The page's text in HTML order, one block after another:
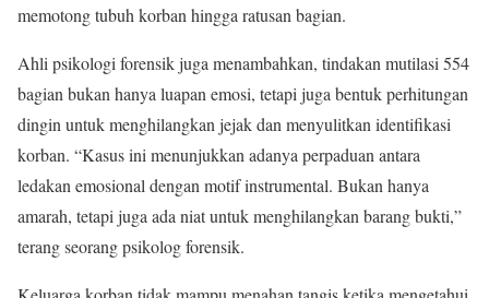
memotong tubuh korban hingga ratusan bagian.
Ahli psikologi forensik juga menambahkan, tindakan mutilasi 554
bagian bukan hanya luapan emosi, tetapi juga bentuk perhitungan
dingin untuk menghilangkan jejak dan menyulitkan identifikasi
korban. “Kasus ini menunjukkan adanya perpaduan antara
ledakan emosional dengan motif instrumental. Bukan hanya
amarah, tetapi juga ada niat untuk menghilangkan barang bukti,”
terang seorang psikolog forensik.